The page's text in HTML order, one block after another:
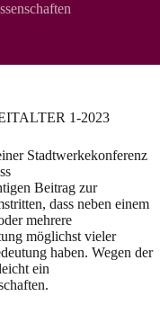
1-2023
Stadtwerkekonferenz
Beitrag zur
dass neben einem
mehrere
möglichst vieler
haben. Wegen der
ein